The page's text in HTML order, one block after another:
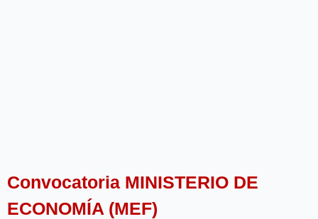
Convocatoria MINISTERIO DE
ECONOMÍA (MEF)